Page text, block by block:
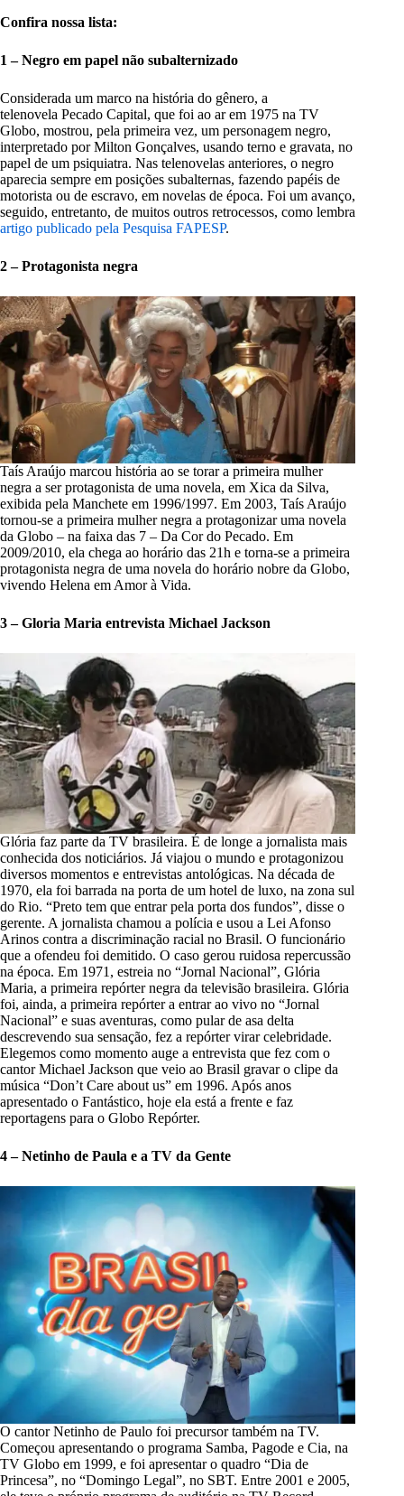
Confira nossa lista:
1 – Negro em papel não subalternizado
Considerada um marco na história do gênero, a
telenovela Pecado Capital, que foi ao ar em 1975 na TV
Globo, mostrou, pela primeira vez, um personagem negro,
interpretado por Milton Gonçalves, usando terno e gravata, no
papel de um psiquiatra. Nas telenovelas anteriores, o negro
aparecia sempre em posições subalternas, fazendo papéis de
motorista ou de escravo, em novelas de época. Foi um avanço,
seguido, entretanto, de muitos outros retrocessos, como lembra
artigo publicado pela Pesquisa FAPESP.
2 – Protagonista negra
Taís Araújo marcou história ao se torar a primeira mulher
negra a ser protagonista de uma novela, em Xica da Silva,
exibida pela Manchete em 1996/1997. Em 2003, Taís Araújo
tornou-se a primeira mulher negra a protagonizar uma novela
da Globo – na faixa das 7 – Da Cor do Pecado. Em
2009/2010, ela chega ao horário das 21h e torna-se a primeira
protagonista negra de uma novela do horário nobre da Globo,
vivendo Helena em Amor à Vida.
3 – Gloria Maria entrevista Michael Jackson
Glória faz parte da TV brasileira. É de longe a jornalista mais
conhecida dos noticiários. Já viajou o mundo e protagonizou
diversos momentos e entrevistas antológicas. Na década de
1970, ela foi barrada na porta de um hotel de luxo, na zona sul
do Rio. “Preto tem que entrar pela porta dos fundos”, disse o
gerente. A jornalista chamou a polícia e usou a Lei Afonso
Arinos contra a discriminação racial no Brasil. O funcionário
que a ofendeu foi demitido. O caso gerou ruidosa repercussão
na época. Em 1971, estreia no “Jornal Nacional”, Glória
Maria, a primeira repórter negra da televisão brasileira. Glória
foi, ainda, a primeira repórter a entrar ao vivo no “Jornal
Nacional” e suas aventuras, como pular de asa delta
descrevendo sua sensação, fez a repórter virar celebridade.
Elegemos como momento auge a entrevista que fez com o
cantor Michael Jackson que veio ao Brasil gravar o clipe da
música “Don’t Care about us” em 1996. Após anos
apresentado o Fantástico, hoje ela está a frente e faz
reportagens para o Globo Repórter.
4 – Netinho de Paula e a TV da Gente
O cantor Netinho de Paulo foi precursor também na TV.
Começou apresentando o programa Samba, Pagode e Cia, na
TV Globo em 1999, e foi apresentar o quadro “Dia de
Princesa”, no “Domingo Legal”, no SBT. Entre 2001 e 2005,